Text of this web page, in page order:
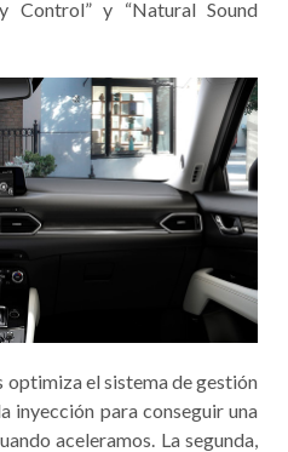
Control” y “Natural Sound
optimiza el sistema de gestión
inyección para conseguir una
aceleramos. La segunda,